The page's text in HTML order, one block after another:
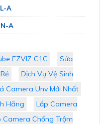
A
A
EZVIZ C1C
Sửa
Dịch Vụ Vệ Sinh
Camera Unv Mới Nhất
Hãng
Lắp Camera
Camera Chống Trộm